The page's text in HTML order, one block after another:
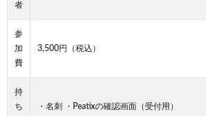
者
参
加
費
3,500円（税込）
持
ち
・名刺 ・Peatixの確認画面（受付用）